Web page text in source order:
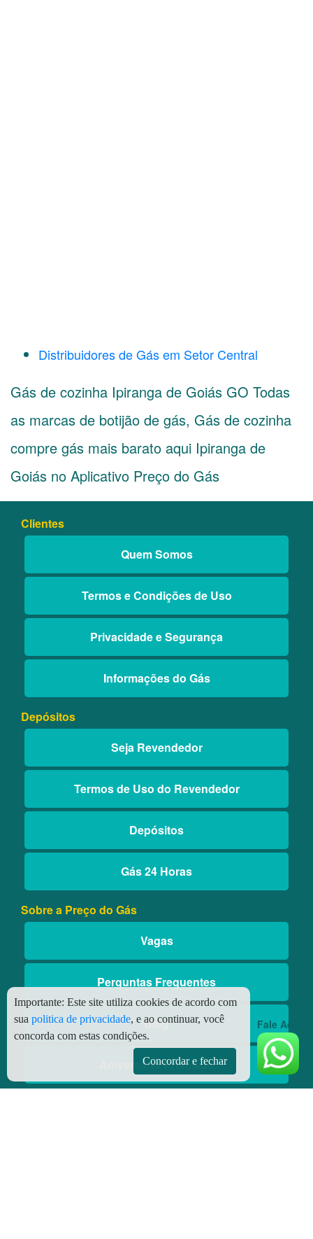
Distribuidores de Gás em Setor Central
Gás de cozinha Ipiranga de Goiás GO Todas
as marcas de botijão de gás, Gás de cozinha
compre gás mais barato aqui Ipiranga de
Goiás no Aplicativo Preço do Gás
Fale Aqui
Clientes
Quem Somos
Termos e Condições de Uso
Privacidade e Segurança
Informações do Gás
Depósitos
Seja Revendedor
Termos de Uso do Revendedor
Depósitos
Gás 24 Horas
Sobre a Preço do Gás
Vagas
Perguntas Frequentes
Blog
Aniversário Premiado
Importante: Este site utiliza cookies de acordo com
sua politica de privacidade, e ao continuar, você
concorda com estas condições.
Concordar e fechar